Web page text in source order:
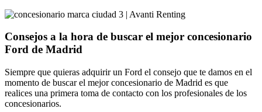
Consejos a la hora de buscar el mejor concesionario
Ford de Madrid
Siempre que quieras adquirir un Ford el consejo que te damos en el
momento de buscar el mejor concesionario de Madrid es que
realices una primera toma de contacto con los profesionales de los
concesionarios.